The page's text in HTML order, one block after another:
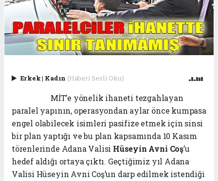
Erkek| Kadın (Haberi Sesli Oku)
MİT’e yönelik ihaneti tezgahlayan
paralel yapının, operasyondan aylar önce kumpasa
engel olabilecek isimleri pasifize etmek için sinsi
bir plan yaptığı ve bu plan kapsamında 10 Kasım
törenlerinde Adana Valisi Hüseyin Avni Coş’u
hedef aldığı ortaya çıktı. Geçtiğimiz yıl Adana
Valisi Hüseyin Avni Coş’un darp edilmek istendiği